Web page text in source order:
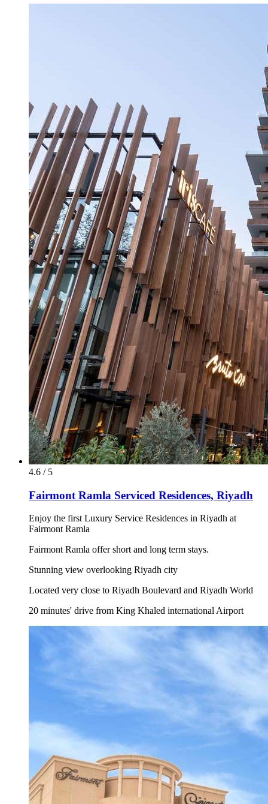
4.6 / 5
Fairmont Ramla Serviced Residences, Riyadh
Enjoy the first Luxury Service Residences in Riyadh at
Fairmont Ramla
Fairmont Ramla offer short and long term stays.
Stunning view overlooking Riyadh city
Located very close to Riyadh Boulevard and Riyadh World
20 minutes' drive from King Khaled international Airport